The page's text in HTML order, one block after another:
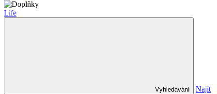
Life
Vyhledávání
Najít